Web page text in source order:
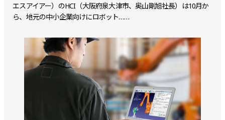
エスアイアー）のHCI（大阪府泉大津市、奥山剛旭社長）は10月か
ら、地元の中小企業向けにロボット……